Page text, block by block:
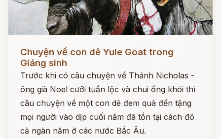
Chuyện về con dê Yule Goat trong
Giáng sinh
Trước khi có câu chuyện về Thánh Nicholas -
ông già Noel cưỡi tuần lộc và chui ống khói thì
câu chuyện về một con dê đem quà đến tặng
mọi người vào dịp cuối năm đã tồn tại cách đó
cả ngàn năm ở các nước Bắc Âu.